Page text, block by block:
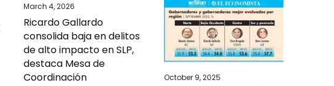
March 4, 2026
Ricardo Gallardo
consolida baja en delitos
de alto impacto en SLP,
destaca Mesa de
Coordinación
October 9, 2025